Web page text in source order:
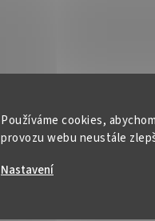
Používáme cookies,
provozu webu neustále
Nastavení